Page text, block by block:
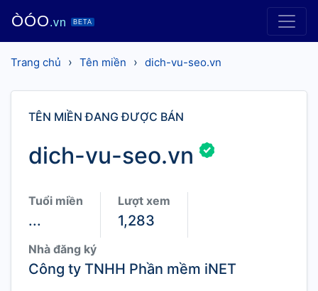
ÒÓO.vn BETA
Trang chủ › Tên miền › dich-vu-seo.vn
TÊN MIỀN ĐANG ĐƯỢC BÁN
dich-vu-seo.vn
Tuổi miền
...
Lượt xem
1,283
Nhà đăng ký
Công ty TNHH Phần mềm iNET